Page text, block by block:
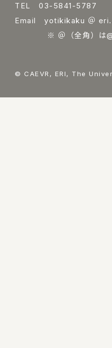
TEL 03-5841-5787
Email yotikikaku ＠
※ ＠（全角）は@（
© CAEVR, ERI, The